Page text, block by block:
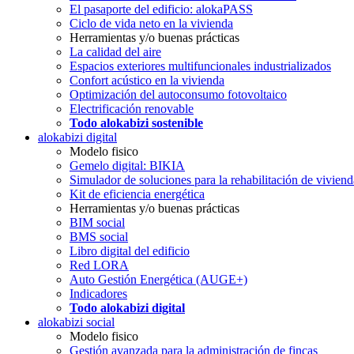
El pasaporte del edificio: alokaPASS
Ciclo de vida neto en la vivienda
Herramientas y/o buenas prácticas
La calidad del aire
Espacios exteriores multifuncionales industrializados
Confort acústico en la vivienda
Optimización del autoconsumo fotovoltaico
Electrificación renovable
Todo alokabizi sostenible
alokabizi digital
Modelo fisico
Gemelo digital: BIKIA
Simulador de soluciones para la rehabilitación de
Kit de eficiencia energética
Herramientas y/o buenas prácticas
BIM social
BMS social
Libro digital del edificio
Red LORA
Auto Gestión Energética (AUGE+)
Indicadores
Todo alokabizi digital
alokabizi social
Modelo fisico
Gestión avanzada para la administración de fincas